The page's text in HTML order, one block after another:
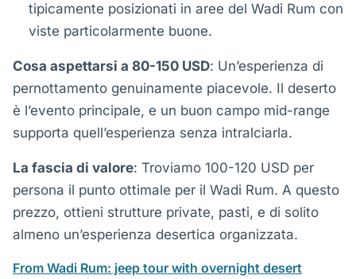
tipicamente posizionati in aree del Wadi Rum con
viste particolarmente buone.
Cosa aspettarsi a 80-150 USD: Un’esperienza di
pernottamento genuinamente piacevole. Il deserto
è l’evento principale, e un buon campo mid-range
supporta quell’esperienza senza intralciarla.
La fascia di valore: Troviamo 100-120 USD per
persona il punto ottimale per il Wadi Rum. A questo
prezzo, ottieni strutture private, pasti, e di solito
almeno un’esperienza desertica organizzata.
From Wadi Rum: jeep tour with overnight desert